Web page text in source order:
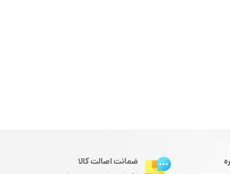
ضمانت اصالت کالا